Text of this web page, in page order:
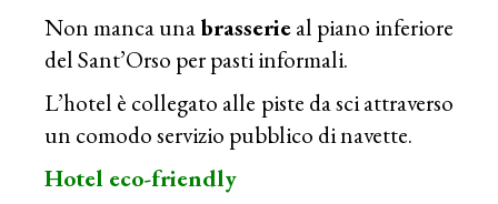
Non manca unabrasserieal piano inferiore
del Sant’Orso per pasti informali.
L’hotel è collegato alle piste da sci attraverso
un comodo servizio pubblico di navette.
Hotel eco-friendly